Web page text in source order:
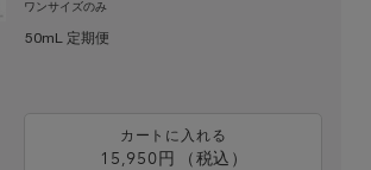
ワンサイズのみ
50mL 定期便
カートに入れる
15,950円 （税込）